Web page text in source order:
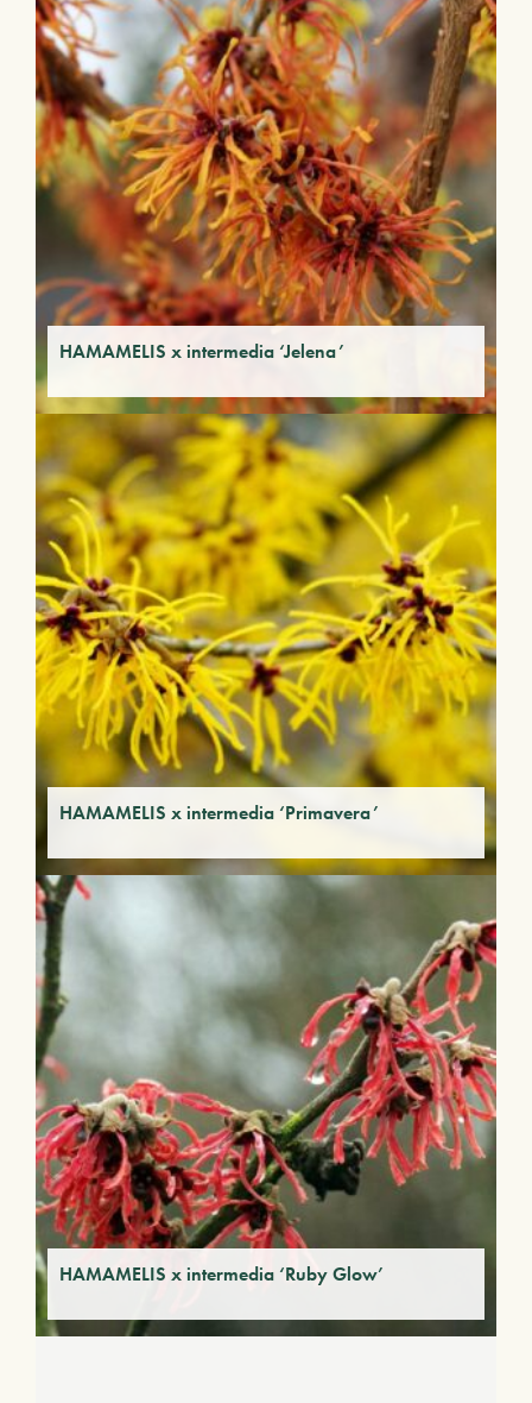
HAMAMELIS x intermedia ‘Jelena’
HAMAMELIS x intermedia ‘Primavera’
HAMAMELIS x intermedia ‘Ruby Glow’